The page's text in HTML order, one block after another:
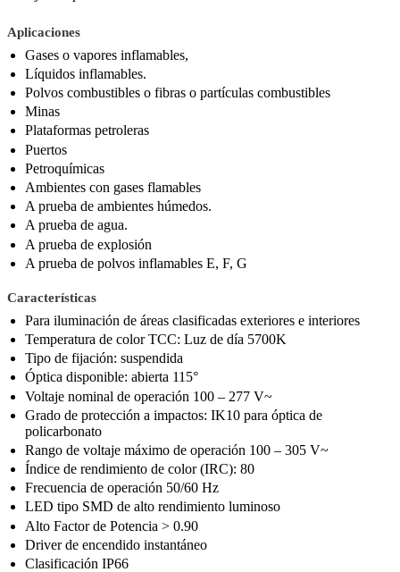
Aplicaciones
Gases o vapores inflamables,
Líquidos inflamables.
Polvos combustibles o fibras o partículas combustibles
Minas
Plataformas petroleras
Puertos
Petroquímicas
Ambientes con gases flamables
A prueba de ambientes húmedos.
A prueba de agua.
A prueba de explosión
A prueba de polvos inflamables E, F, G
Características
Para iluminación de áreas clasificadas exteriores e interiores
Temperatura de color TCC: Luz de día 5700K
Tipo de fijación: suspendida
Óptica disponible: abierta 115°
Voltaje nominal de operación 100 – 277 V~
Grado de protección a impactos: IK10 para óptica de
policarbonato
Rango de voltaje máximo de operación 100 – 305 V~
Índice de rendimiento de color (IRC): 80
Frecuencia de operación 50/60 Hz
LED tipo SMD de alto rendimiento luminoso
Alto Factor de Potencia > 0.90
Driver de encendido instantáneo
Clasificación IP66